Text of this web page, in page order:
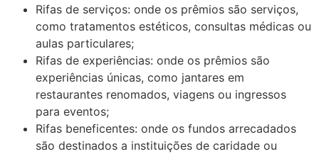
Rifas de serviços: onde os prêmios são serviços,
como tratamentos estéticos, consultas médicas ou
aulas particulares;
Rifas de experiências: onde os prêmios são
experiências únicas, como jantares em
restaurantes renomados, viagens ou ingressos
para eventos;
Rifas beneficentes: onde os fundos arrecadados
são destinados a instituições de caridade ou